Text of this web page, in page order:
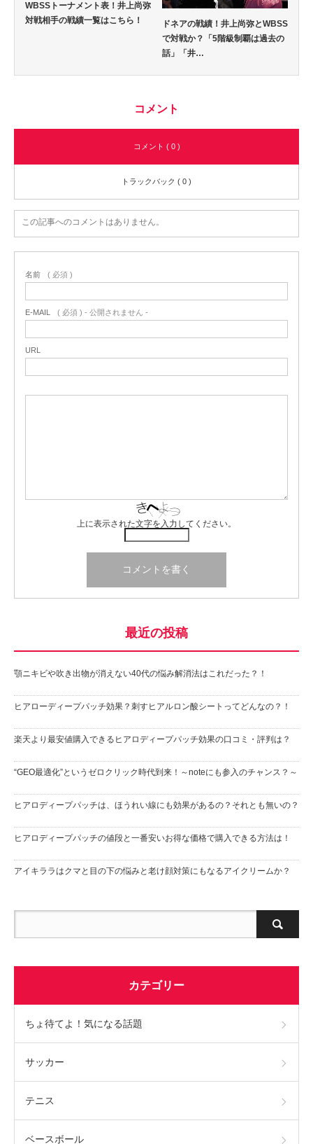
WBSSトーナメント表！井上尚弥
対戦相手の戦績一覧はこちら！
ドネアの戦績！井上尚弥とWBSS
で対戦か？「5階級制覇は過去の
話」「井…
コメント
コメント ( 0 )
トラックバック ( 0 )
この記事へのコメントはありません。
名前 ( 必須 )
E-MAIL ( 必須 ) - 公開されません -
URL
上に表示された文字を入力してください。
最近の投稿
顎ニキビや吹き出物が消えない40代の悩み解消法はこれだった？！
ヒアローディープパッチ効果？刺すヒアルロン酸シートってどんなの？！
楽天より最安値購入できるヒアロディープパッチ効果の口コミ・評判は？
“GEO最適化”というゼロクリック時代到来！～noteにも参入のチャンス？～
ヒアロディープパッチは、ほうれい線にも効果があるの？それとも無いの？
ヒアロディープパッチの値段と一番安いお得な価格で購入できる方法は！
アイキララはクマと目の下の悩みと老け顔対策にもなるアイクリームか？
カテゴリー
ちょ待てよ！気になる話題
サッカー
テニス
ベースボール